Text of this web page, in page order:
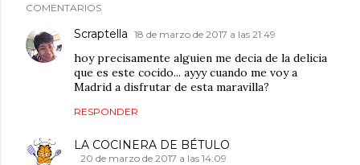
COMENTARIOS
Scraptella 18 de marzo de 2017 a las 21:49
hoy precisamente alguien me decia de la delicia
que es este cocido... ayyy cuando me voy a
Madrid a disfrutar de esta maravilla?
RESPONDER
LA COCINERA DE BÉTULO
20 de marzo de 2017 a las 14:09